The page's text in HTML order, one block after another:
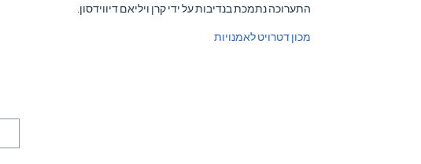
התערוכה נתמכת בנדיבות על ידי קרן ויליאם דיווידסון.
מכון דטרויט לאמנויות